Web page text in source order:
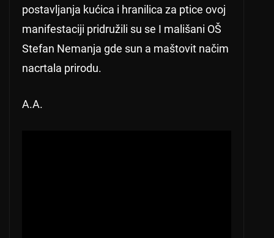
postavljanja kućica i hranilica za ptice ovoj
manifestaciji pridružili su se I mališani OŠ
Stefan Nemanja gde sun a maštovit načim
nacrtala prirodu.
A.A.